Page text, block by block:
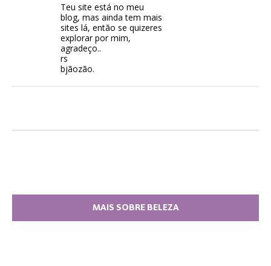
Teu site está no meu
blog, mas ainda tem mais
sites lá, então se quizeres
explorar por mim,
agradeço..
rs
bjãozão.
MAIS SOBRE BELEZA